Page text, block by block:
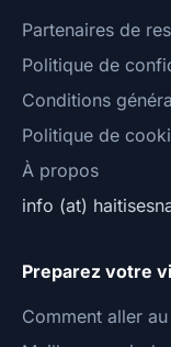
Partenaires de
Politique de
Conditions
Politique de
À propos
info (at)
Preparez votre
Comment aller